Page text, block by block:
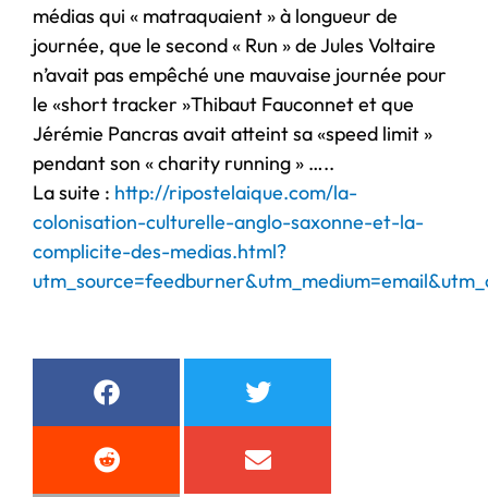
médias qui « matraquaient » à longueur de
journée, que le second « Run » de Jules Voltaire
n’avait pas empêché une mauvaise journée pour
le «short tracker »Thibaut Fauconnet et que
Jérémie Pancras avait atteint sa «speed limit »
pendant son « charity running » …..
La suite : http://ripostelaique.com/la-
colonisation-culturelle-anglo-saxonne-et-la-
complicite-des-medias.html?